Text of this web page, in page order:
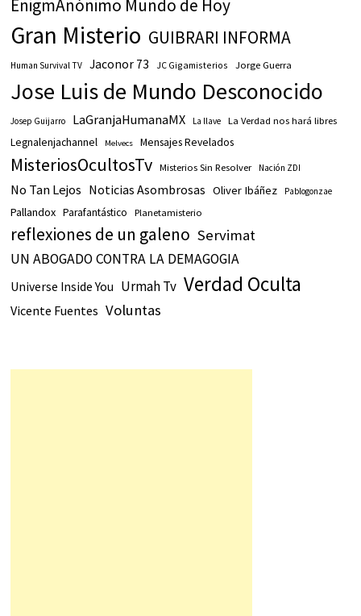
EnigmAnónimo Mundo de Hoy
Gran Misterio GUIBRARI INFORMA
Human Survival TV Jaconor 73 JC Gigamisterios Jorge Guerra
Jose Luis de Mundo Desconocido
Josep Guijarro LaGranjaHumanaMX La llave La Verdad nos hará libres
Legnalenjachannel Melvecs Mensajes Revelados
MisteriosOcultosTv Misterios Sin Resolver Nación ZDI
No Tan Lejos Noticias Asombrosas Oliver Ibáñez Pablogonzae
Pallandox Parafantástico Planetamisterio
reflexiones de un galeno Servimat
UN ABOGADO CONTRA LA DEMAGOGIA
Universe Inside You Urmah Tv Verdad Oculta
Vicente Fuentes Voluntas